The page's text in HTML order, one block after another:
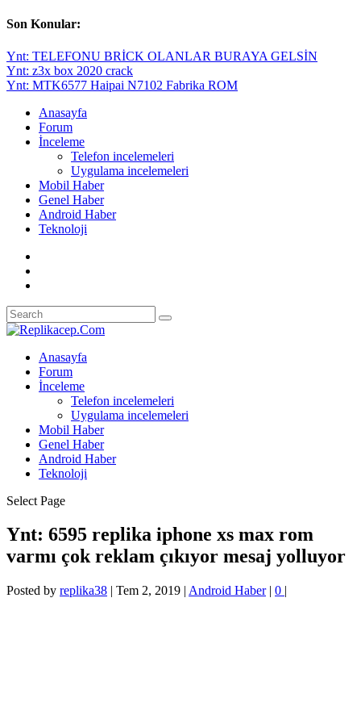
Son Konular:
Ynt: TELEFONU BRİCK OLANLAR BURAYA GELSİN
Ynt: z3x box 2020 crack
Ynt: MTK6577 Haipai N7102 Fabrika ROM
Anasayfa
Forum
İnceleme
Telefon incelemeleri
Uygulama incelemeleri
Mobil Haber
Genel Haber
Android Haber
Teknoloji
Anasayfa
Forum
İnceleme
Telefon incelemeleri
Uygulama incelemeleri
Mobil Haber
Genel Haber
Android Haber
Teknoloji
Select Page
Ynt: 6595 replika iphone xs max rom
varmı çok reklam çıkıyor mesaj yolluyor
Posted by replika38 | Tem 2, 2019 | Android Haber| 0 |